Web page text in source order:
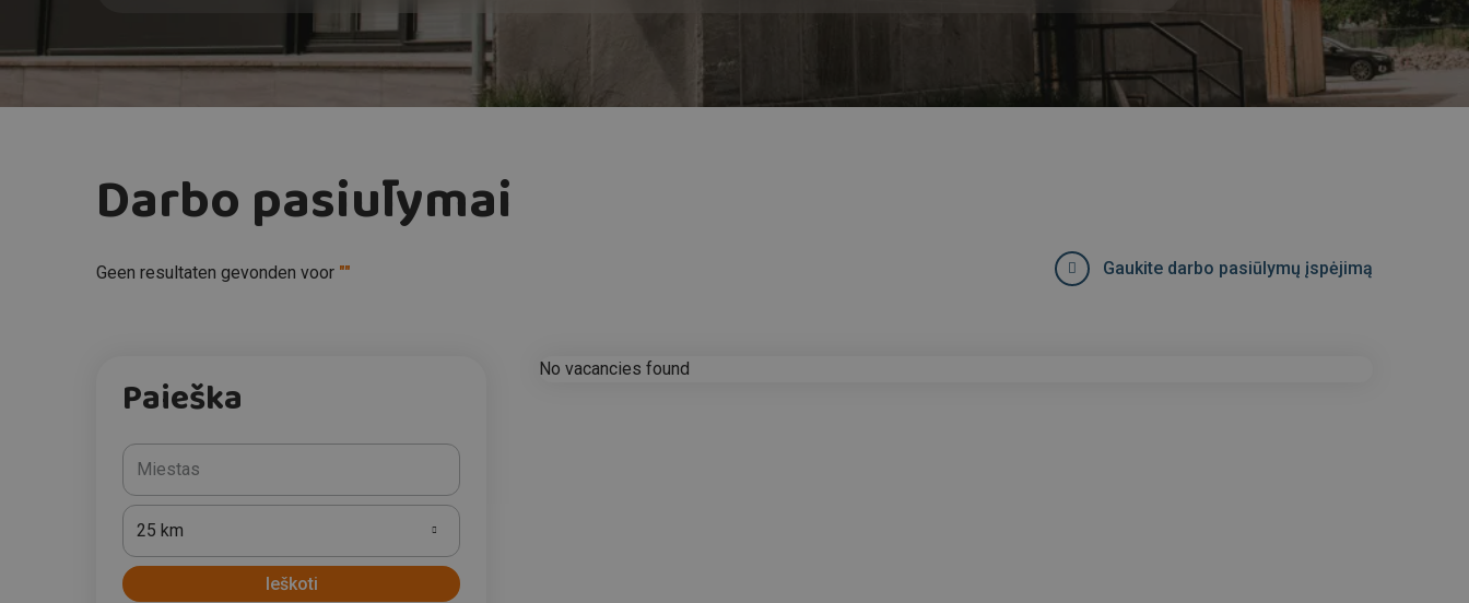
Darbo pasiūlymai
Geen resultaten gevonden voor "" Gaukite darbo pasiūlymų įspėjimą
Paieška
25 km
No vacancies found